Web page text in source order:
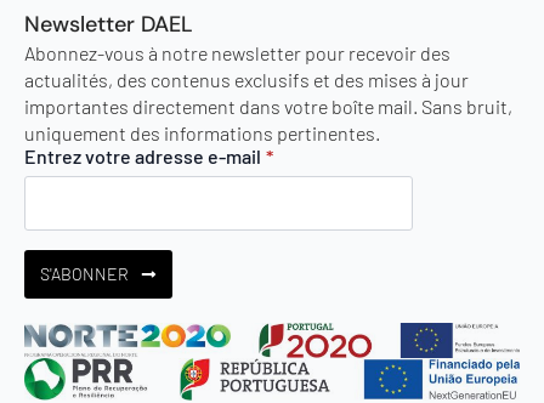
Newsletter DAEL
Abonnez-vous à notre newsletter pour recevoir des
actualités, des contenus exclusifs et des mises à jour
importantes directement dans votre boîte mail. Sans bruit,
uniquement des informations pertinentes.
Entrez votre adresse e-mail *
S'ABONNER